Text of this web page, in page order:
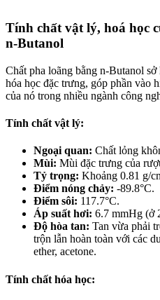
Tính chất vật lý, hoá học
n-Butanol
Chất pha loãng bằng n-Butanol
hóa học đặc trưng, góp phần vào
của nó trong nhiều ngành công
Tính chất vật lý:
Ngoại quan: Chất lỏng
Mùi: Mùi đặc trưng của
Tỷ trọng: Khoảng 0.81 g/
Điểm nóng chảy: -89.8°C.
Điểm sôi: 117.7°C.
Áp suất hơi: 6.7 mmHg (ở
Độ hòa tan: Tan vừa phải
trộn lẫn hoàn toàn với các
ether, acetone.
Tính chất hóa học: